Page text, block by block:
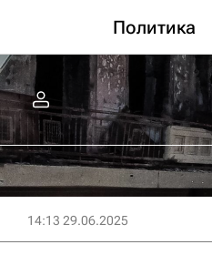
Политика
14:13 29.06.2025